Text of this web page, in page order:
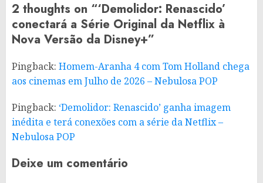
2 thoughts on “‘Demolidor: Renascido’
conectará a Série Original da Netflix à
Nova Versão da Disney+”
Pingback: Homem-Aranha 4 com Tom Holland chega
aos cinemas em Julho de 2026 – Nebulosa POP
Pingback: ‘Demolidor: Renascido’ ganha imagem
inédita e terá conexões com a série da Netflix –
Nebulosa POP
Deixe um comentário